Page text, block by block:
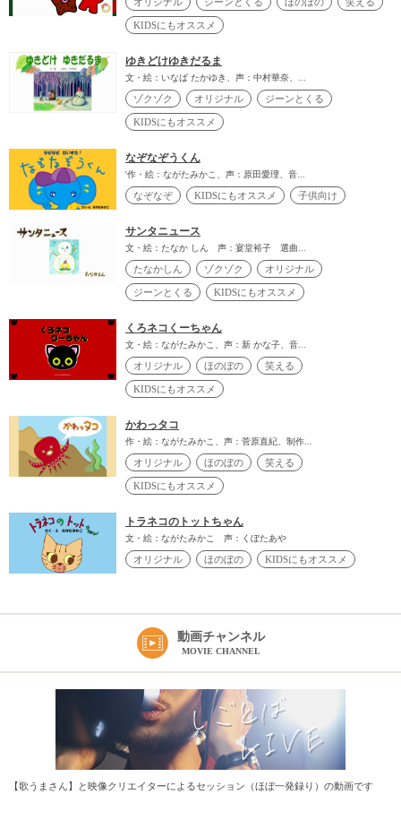
KIDSにもオススメ
ゆきどけゆきだるま
文・絵：いなば たかゆき、声：中村華奈、...
ゾクゾク オリジナル ジーンとくる
KIDSにもオススメ
なぞなぞうくん
'作・絵：ながたみかこ、声：原田愛理、音...
なぞなぞ KIDSにもオススメ 子供向け
サンタニュース
文・絵：たなか しん 声：宴堂裕子 選曲...
たなかしん ゾクゾク オリジナル
ジーンとくる KIDSにもオススメ
くろネコくーちゃん
文・絵：ながたみかこ、声：新 かな子、音...
オリジナル ほのぼの 笑える
KIDSにもオススメ
かわっタコ
作・絵：ながたみかこ、声：菅原直紀、制作...
オリジナル ほのぼの 笑える
KIDSにもオススメ
トラネコのトットちゃん
文・絵：ながたみかこ 声：くぼたあや
オリジナル ほのぼの KIDSにもオススメ
動画チャンネル
MOVIE CHANNEL
【歌うまさん】と映像クリエイターによるセッション（ほぼ一発録り）の動画です